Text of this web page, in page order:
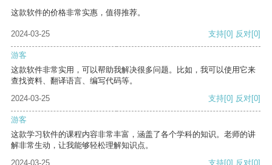
这款软件的价格非常实惠，值得推荐。
2024-03-25 支持[0] 反对[0]
游客
这款软件非常实用，可以帮助我解决很多问题。比如，我可以使用它来
查找资料、翻译语言、编写代码等。
2024-03-25
支持[0] 反对[0]
游客
这款学习软件的课程内容非常丰富，涵盖了各个学科的知识。老师的讲
解非常生动，让我能够轻松理解知识点。
2024-03-25
支持[0] 反对[0]